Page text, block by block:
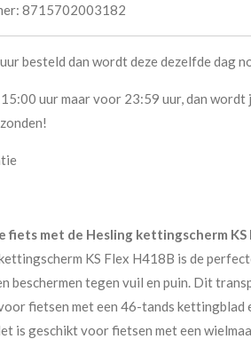
8715702003182
besteld dan wordt deze dezelfde dag
uur maar voor 23:59 uur, dan
fiets met de Hesling kettingscherm KS
KS Flex H418B is de
beschermen tegen vuil en puin. Dit
fietsen met een 46-tands kettingblad
is geschikt voor fietsen met een